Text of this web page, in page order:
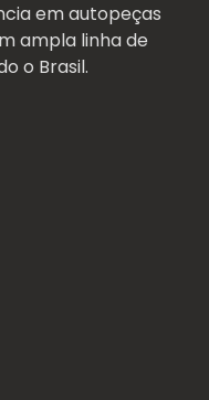
em autopeças
ampla linha de
o Brasil.